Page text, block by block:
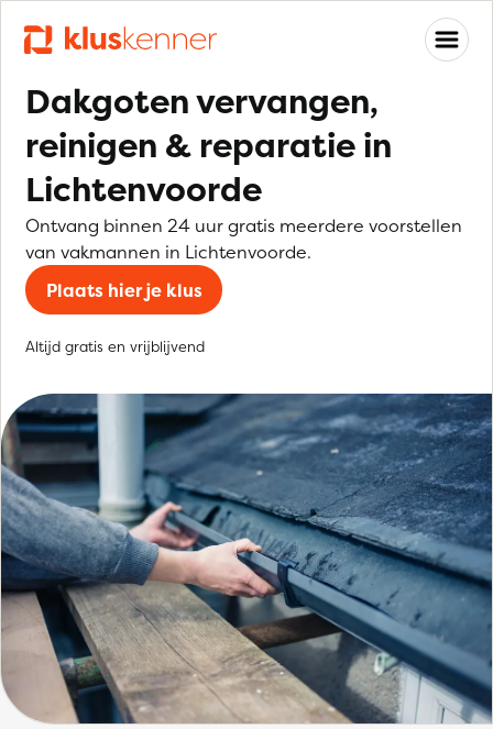
Dakgoten vervangen,
reinigen & reparatie in
Lichtenvoorde
Ontvang binnen 24 uur gratis meerdere voorstellen
van vakmannen in Lichtenvoorde.
Plaats hier je klus
Altijd gratis en vrijblijvend